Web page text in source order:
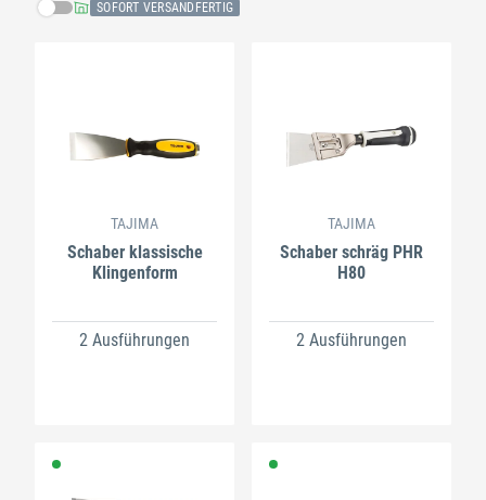
SOFORT VERSANDFERTIG
TAJIMA
Schaber klassische
Klingenform
2 Ausführungen
TAJIMA
Schaber schräg PHR
H80
2 Ausführungen